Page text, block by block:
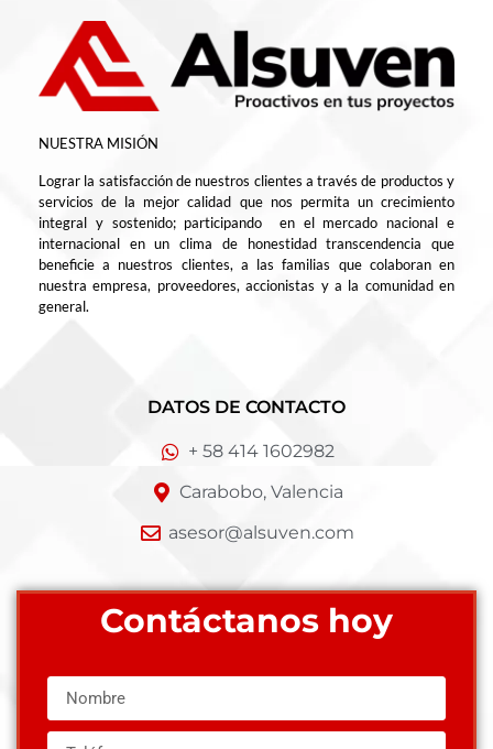
NUESTRA MISIÓN
Lograr la satisfacción de nuestros clientes a través de productos y
servicios de la mejor calidad que nos permita un crecimiento
integral y sostenido; participando en el mercado nacional e
internacional en un clima de honestidad transcendencia que
beneficie a nuestros clientes, a las familias que colaboran en
nuestra empresa, proveedores, accionistas y a la comunidad en
general.
DATOS DE CONTACTO
+ 58 414 1602982
Carabobo, Valencia
asesor@alsuven.com
Contáctanos hoy